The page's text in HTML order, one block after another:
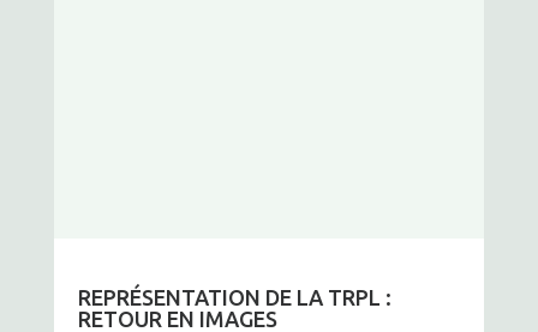
REPRÉSENTATION DE LA TRPL :
RETOUR EN IMAGES